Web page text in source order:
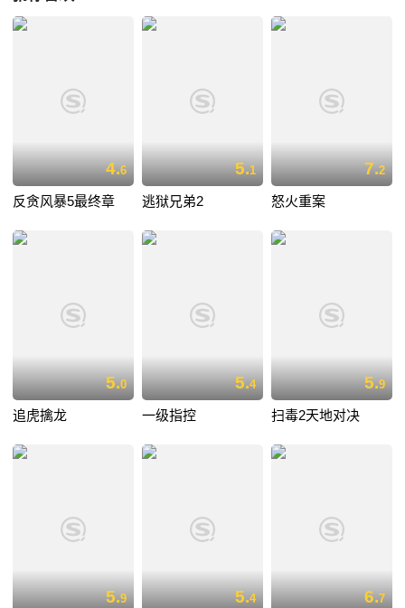
4.6
反贪风暴5最终章
5.1
逃狱兄弟2
7.2
怒火重案
5.0
追虎擒龙
5.4
一级指控
5.9
扫毒2天地对决
5.9 5.4 6.7